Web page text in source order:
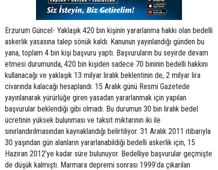
Erzurum Güncel- Yaklaşık 420 bin kişinin yararlanma hakkı olan bedelli
askerlik yasasına talep sönük kaldı. Kanunun yayınlandığı günden bu
yana, toplam 4 bin kişi başvuru yaptı. Başvuruların bu seyirde devam
etmesi durumunda, 420 bin kişiden sadece 70 bininin bedelli hakkını
kullanacağı ve yaklaşık 13 milyar liralık beklentinin de, 2 milyar lira
civarında kalacağı hesaplandı. 15 Aralık günü Resmi Gazetede
yayınlanarak yürürlüğe giren yasadan yararlanmak için yapılan
başvurular beklendiği gibi olmadı. Bu durumun 30 bin liralık bedel
ücretinin yüksek bulunması ve taksit miktarının iki ile
sınırlandırılmasından kaynaklandığı belirtiliyor. 31 Aralık 2011 itibarıyla
30 yaşından gün alanların yararlanabildiği bedelli askerlik için, 15
Haziran 2012’ye kadar süre bulunuyor. Bedelliye başvurular geçmişte
de düşük kalmıştı. Marmara depremi sonrası 1999’da çıkarılan